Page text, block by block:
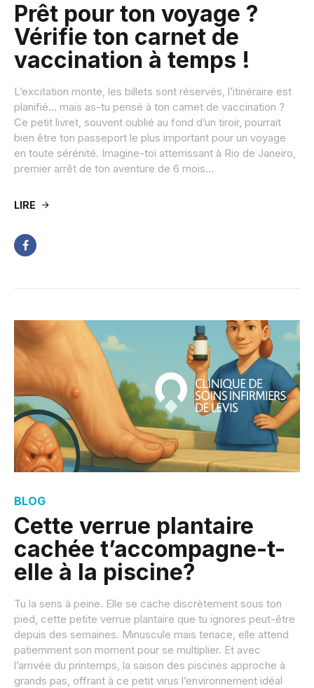
Prêt pour ton voyage ?
Vérifie ton carnet de
vaccination à temps !
L’excitation monte, les billets sont réservés, l’itinéraire est
planifié… mais as-tu pensé à ton carnet de vaccination ?
Ce petit livret, souvent oublié au fond d’un tiroir, pourrait
bien être ton passeport le plus important pour un voyage
en toute sérénité. Imagine-toi atterrissant à Rio de Janeiro,
premier arrêt de ton aventure de 6 mois...
LIRE
BLOG
Cette verrue plantaire
cachée t’accompagne-t-
elle à la piscine?
Tu la sens à peine. Elle se cache discrètement sous ton
pied, cette petite verrue plantaire que tu ignores peut-être
depuis des semaines. Minuscule mais tenace, elle attend
patiemment son moment pour se multiplier. Et avec
l’arrivée du printemps, la saison des piscines approche à
grands pas, offrant à ce petit virus l’environnement idéal